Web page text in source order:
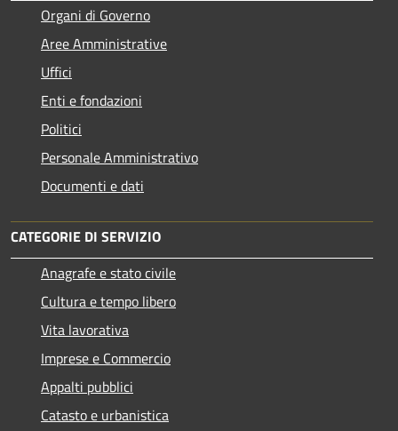
Organi di Governo
Aree Amministrative
Uffici
Enti e fondazioni
Politici
Personale Amministrativo
Documenti e dati
CATEGORIE DI SERVIZIO
Anagrafe e stato civile
Cultura e tempo libero
Vita lavorativa
Imprese e Commercio
Appalti pubblici
Catasto e urbanistica